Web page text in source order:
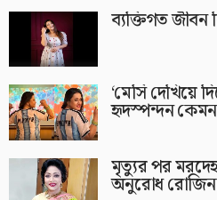
ব্যক্তিগত জীবন
‘মেসি দেখিয়ে
হৃদস্পন্দন কেমন
মৃত্যুর পর
অনুরোধ